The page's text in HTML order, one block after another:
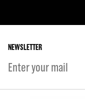
Our history
NEWSLETTER